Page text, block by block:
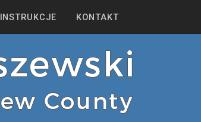
INSTRUKCJE KONTAKT